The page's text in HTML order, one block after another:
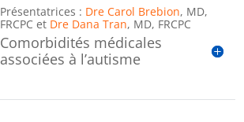
Présentatrices : Dre Carol Brebion, MD,
FRCPC et Dre Dana Tran, MD, FRCPC
Comorbidités médicales
associées à l’autisme